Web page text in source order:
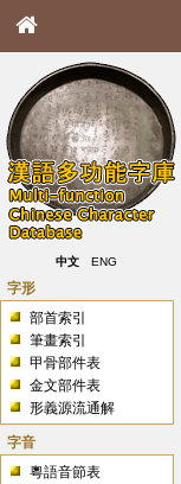
中文 ENG
字形
部首索引
筆畫索引
甲骨部件表
金文部件表
形義源流通解
字音
粵語音節表